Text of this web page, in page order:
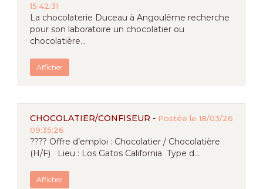
15:42:31
La chocolaterie Duceau à Angoulême recherche
pour son laboratoire un chocolatier ou
chocolatière...
Afficher
CHOCOLATIER/CONFISEUR - Postée le 18/03/26
09:35:26
???? Offre d’emploi : Chocolatier / Chocolatière
(H/F) Lieu : Los Gatos California Type d...
Afficher